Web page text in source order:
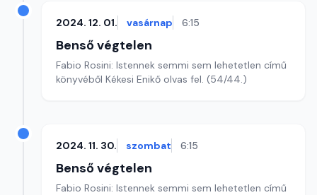
2024. 12. 01. vasárnap 6:15
Benső végtelen
Fabio Rosini: Istennek semmi sem lehetetlen című
könyvéből Kékesi Enikő olvas fel. (54/44.)
2024. 11. 30. szombat 6:15
Benső végtelen
Fabio Rosini: Istennek semmi sem lehetetlen című